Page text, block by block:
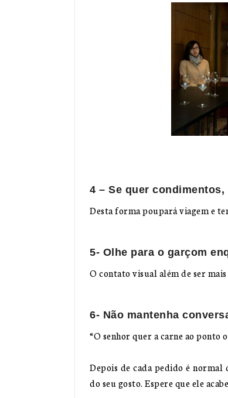
4 – Se quer
Desta forma poupará viagem e
5- Olhe para o garçom
O contato visual além de ser
6- Não mantenha
“O senhor quer a carne ao ponto
Depois de cada pedido é normal
do seu gosto. Espere que ele